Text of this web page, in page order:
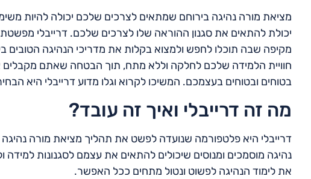
מציאת מורה נהיגה בירוחם שמתאים לצרכים שלכם יכולה להיות
יכולת להתאים את סגנון ההוראה שלו לצרכים שלכם. דרייבלי
מקיפה שבה תוכלו לחפש ולמצוא בקלות את מדריכי הנהיגה הטובים
חוויית הלמידה שלכם לחלקה וללא מתח, תוך הבטחה שאתם מקבלים
בטוחים ובטוחים בעצמכם. המשיכו לקרוא וגלו מדוע דרייבלי היא
מה זה דרייבלי ואיך זה עובד?
דרייבלי היא פלטפורמה שנועדה לפשט את תהליך מציאת מורה
נהיגה מוסמכים ומנוסים שיכולים להתאים את עצמם לסגנונות
את לימוד הנהיגה לפשוט ונטול מתחים ככל האפשר.